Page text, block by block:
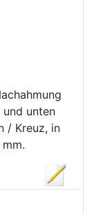
und unten
/ Kreuz, in